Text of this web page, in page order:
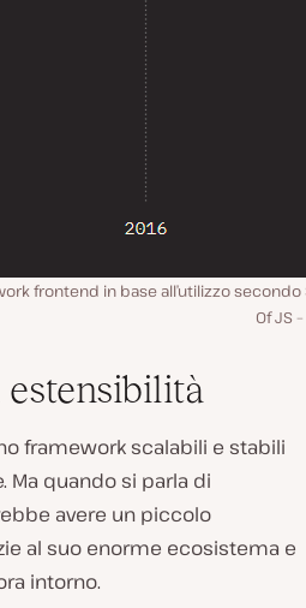
frontend in base all’utilizzo secondo
Of JS
framework scalabili e stabili
Ma quando si parla di
avere un piccolo
al suo enorme ecosistema e
intorno.